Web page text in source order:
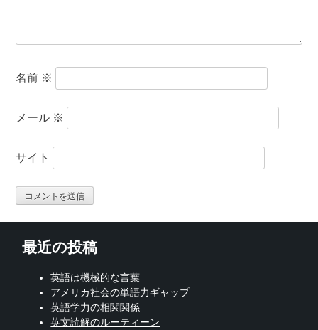
名前 ※
メール ※
サイト
最近の投稿
英語は機械的な言葉
アメリカ社会の単語力ギャップ
英語学力の相関関係
英文読解のルーティーン